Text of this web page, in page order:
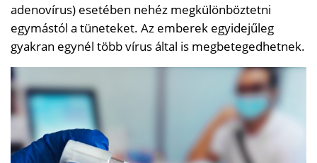
adenovírus) esetében nehéz megkülönböztetni
egymástól a tüneteket. Az emberek egyidejűleg
gyakran egynél több vírus által is megbetegedhetnek.